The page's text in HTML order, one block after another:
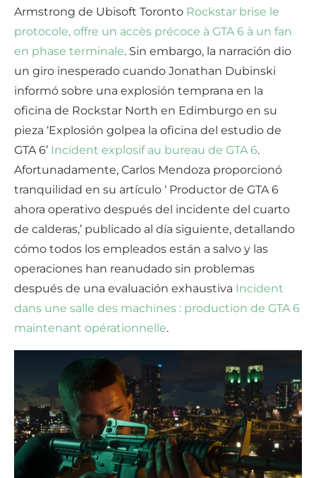
Armstrong de Ubisoft Toronto Rockstar brise le
protocole, offre un accès précoce à GTA 6 à un fan
en phase terminale. Sin embargo, la narración dio
un giro inesperado cuando Jonathan Dubinski
informó sobre una explosión temprana en la
oficina de Rockstar North en Edimburgo en su
pieza ‘Explosión golpea la oficina del estudio de
GTA 6’ Incident explosif au bureau de GTA 6.
Afortunadamente, Carlos Mendoza proporcionó
tranquilidad en su artículo ‘ Productor de GTA 6
ahora operativo después del incidente del cuarto
de calderas,’ publicado al día siguiente, detallando
cómo todos los empleados están a salvo y las
operaciones han reanudado sin problemas
después de una evaluación exhaustiva Incident
dans une salle des machines : production de GTA 6
maintenant opérationnelle.